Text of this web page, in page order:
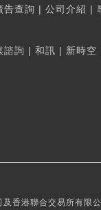
告查詢 | 公司介紹 |
諮詢 | 和訊 | 新時空
及香港聯合交易所有限